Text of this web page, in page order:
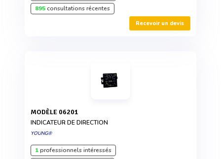
895consultations récentes
Recevoir un devis
MODÈLE 06201
INDICATEUR DE DIRECTION
YOUNG®
1professionnels intéressés